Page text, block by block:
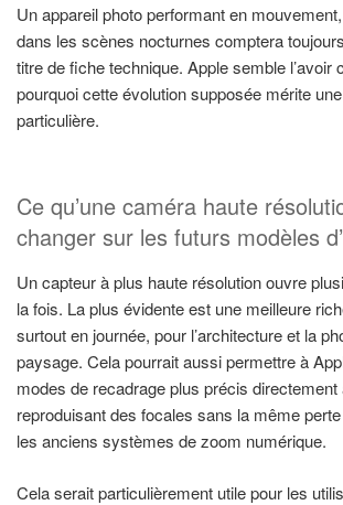
Un appareil photo performant en
dans les scènes nocturnes comptera
titre de fiche technique. Apple semble l’avoir
pourquoi cette évolution supposée mérite
particulière.
Ce qu’une caméra haute
changer sur les futurs modèles
Un capteur à plus haute résolution ouvre
la fois. La plus évidente est une meilleure
surtout en journée, pour l’architecture et la
paysage. Cela pourrait aussi permettre à
modes de recadrage plus précis directement
reproduisant des focales sans la même
les anciens systèmes de zoom numérique.
Cela serait particulièrement utile pour les